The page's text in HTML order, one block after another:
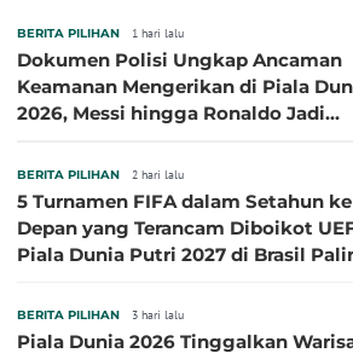
BERITA PILIHAN 1 hari lalu
Dokumen Polisi Ungkap Ancaman
Keamanan Mengerikan di Piala
2026, Messi hingga Ronaldo Jadi
BERITA PILIHAN 2 hari lalu
5 Turnamen FIFA dalam Setahun ke
Depan yang Terancam Diboikot
Piala Dunia Putri 2027 di Brasil
BERITA PILIHAN 3 hari lalu
Piala Dunia 2026 Tinggalkan